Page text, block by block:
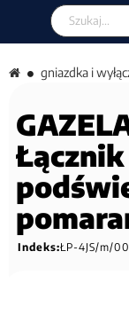
Szukaj w sklepie
gniazdka i
Indeks:ŁP-4JS/m/00